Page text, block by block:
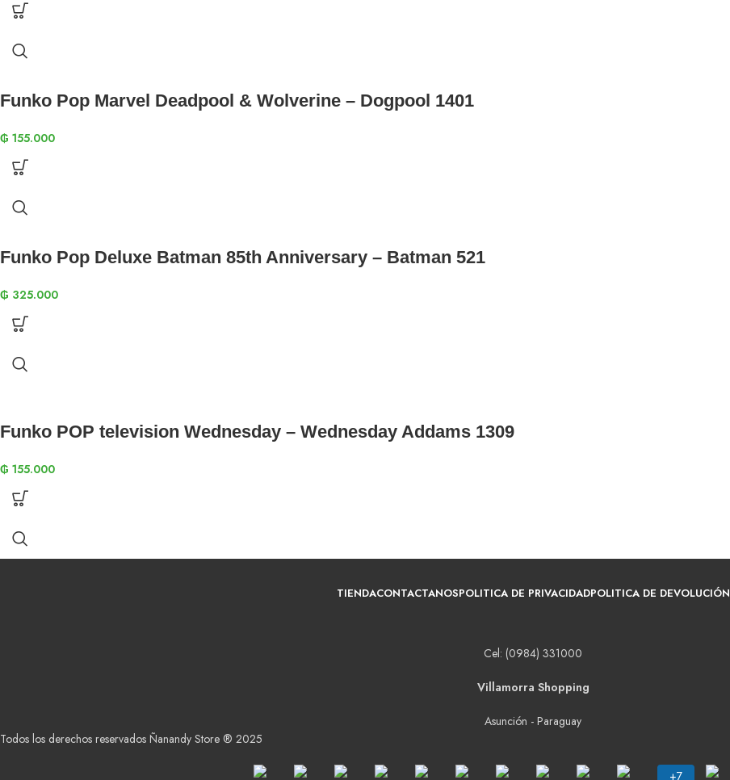
Funko Pop Marvel Deadpool & Wolverine – Dogpool 1401
₲ 155.000
Funko Pop Deluxe Batman 85th Anniversary – Batman 521
₲ 325.000
Funko POP television Wednesday – Wednesday Addams 1309
₲ 155.000
TIENDACONTACTANOSPOLITICA DE PRIVACIDADPOLITICA DE DEVOLUCIÓN
Cel: (0984) 331000
Villamorra Shopping
Asunción - Paraguay
Todos los derechos reservados Ñanandy Store ® 2025